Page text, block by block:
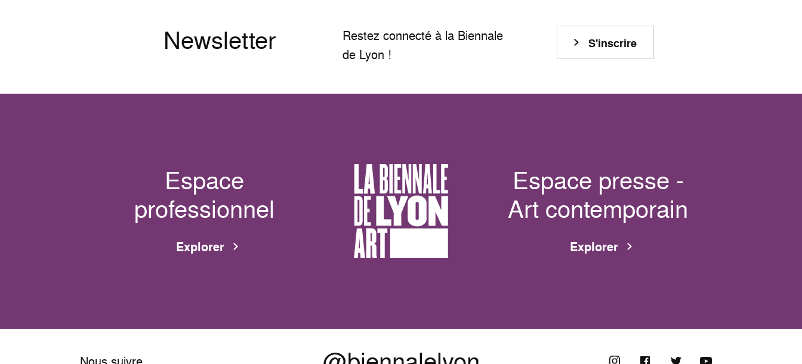
Newsletter
Restez connecté à la Biennale
de Lyon !
S'inscrire
Espace
professionnel
Explorer
Espace presse -
Art contemporain
Explorer